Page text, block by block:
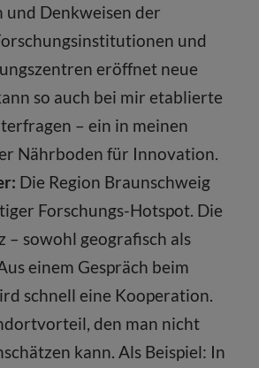
Denkweisen der
und
eröffnet neue
so auch bei mir etablierte
– ein in meinen
Nährboden für Innovation.
Die Region Braunschweig
Forschungs-Hotspot. Die
– sowohl geografisch als
einem Gespräch beim
schnell eine Kooperation.
den man nicht
kann. Als Beispiel: In